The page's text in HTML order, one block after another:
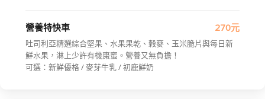
營養特快車 270元
吐司利亞精選綜合堅果、水果果乾、榖麥、玉米脆片與每日新
鮮水果，淋上少許有機棗蜜。營養又無負擔！
可選：新鮮優格 / 麥芽牛乳 / 初鹿鮮奶